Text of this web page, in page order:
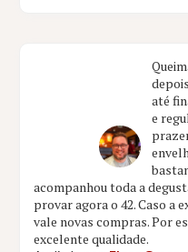
até
e
acompanhou toda a
provar agora o 42. Caso a
vale novas compras. Por
excelente qualidade.